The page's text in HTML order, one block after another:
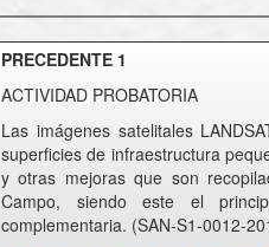
PRECEDENTE 1
ACTIVIDAD PROBATORIA
Las imágenes satelitales
superficies de infraestructura
y otras mejoras que son
Campo, siendo este el
complementaria. (SAN-S1-0012-